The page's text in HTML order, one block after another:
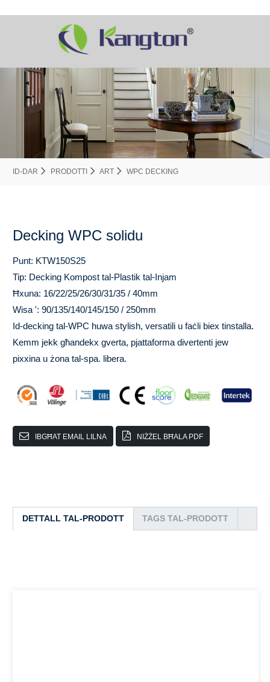
ID-DAR PRODOTTI ART WPC DECKING
Decking WPC solidu
Punt: KTW150S25
Tip: Decking Kompost tal-Plastik tal-Injam
Ħxuna: 16/22/25/26/30/31/35 / 40mm
Wisa ': 90/135/140/145/150 / 250mm
Id-decking tal-WPC huwa stylish, versatili u faċli biex tinstalla.
Kemm jekk għandekx gverta, pjattaforma divertenti jew
pixxina u żona tal-spa. libera.
IBGĦAT EMAIL LILNA NIŻŻEL BĦALA PDF
DETTALL TAL-PRODOTT TAGS TAL-PRODOTT